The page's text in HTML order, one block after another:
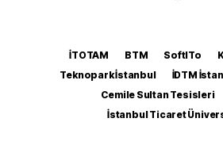
İTOTAM BTM SoftITo
Teknopark İstanbul
İDTM
Cemile Sultan Tesisleri
İstanbul Ticaret